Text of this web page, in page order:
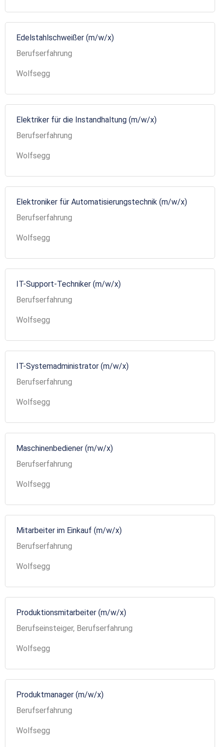
Edelstahlschweißer (m/w/x)
Berufserfahrung
Wolfsegg
Elektriker für die Instandhaltung (m/w/x)
Berufserfahrung
Wolfsegg
Elektroniker für Automatisierungstechnik (m/w/x)
Berufserfahrung
Wolfsegg
IT-Support-Techniker (m/w/x)
Berufserfahrung
Wolfsegg
IT-Systemadministrator (m/w/x)
Berufserfahrung
Wolfsegg
Maschinenbediener (m/w/x)
Berufserfahrung
Wolfsegg
Mitarbeiter im Einkauf (m/w/x)
Berufserfahrung
Wolfsegg
Produktionsmitarbeiter (m/w/x)
Berufseinsteiger, Berufserfahrung
Wolfsegg
Produktmanager (m/w/x)
Berufserfahrung
Wolfsegg